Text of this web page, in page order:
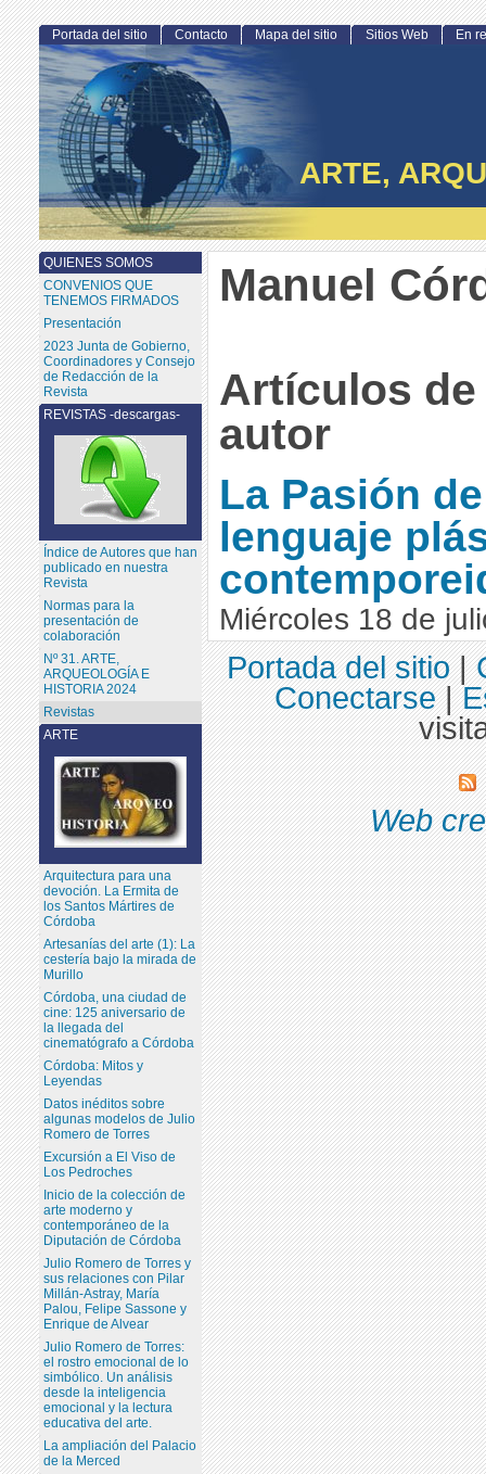
ARTE,
Manuel
Artículos
autor
La Pasión
lenguaje
Miércoles 18 de
Portada del sitio Contacto Mapa del sitio Sitios Web En
QUIENES SOMOS
CONVENIOS QUE
TENEMOS FIRMADOS
Presentación
2023 Junta de Gobierno,
Coordinadores y Consejo
de Redacción de la
Revista
ARTE
Arquitectura para una
devoción. La Ermita de
los Santos Mártires de
Córdoba
Artesanías del arte (1): La
cestería bajo la mirada de
Murillo
Córdoba, una ciudad de
cine: 125 aniversario de
la llegada del
cinematógrafo a Córdoba
Córdoba: Mitos y
Leyendas
Datos inéditos sobre
algunas modelos de Julio
Romero de Torres
Excursión a El Viso de
Los Pedroches
Inicio de la colección de
arte moderno y
contemporáneo de la
Diputación de Córdoba
Julio Romero de Torres y
sus relaciones con Pilar
Millán-Astray, María
Palou, Felipe Sassone y
Enrique de Alvear
Julio Romero de Torres:
el rostro emocional de lo
simbólico. Un análisis
desde la inteligencia
emocional y la lectura
educativa del arte.
La ampliación del Palacio
de la Merced
REVISTAS -descargas-
Índice de Autores que han
publicado en nuestra
Revista
Normas para la
presentación de
colaboración
Nº 31. ARTE,
ARQUEOLOGÍA E
HISTORIA 2024
Revistas
Portada del sitio|
Conectarse|
Web